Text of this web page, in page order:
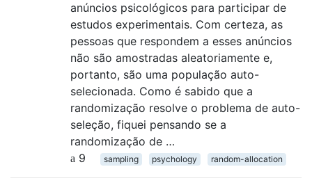
anúncios psicológicos para participar de
estudos experimentais. Com certeza, as
pessoas que respondem a esses anúncios
não são amostradas aleatoriamente e,
portanto, são uma população auto-
selecionada. Como é sabido que a
randomização resolve o problema de auto-
seleção, fiquei pensando se a
randomização de …
9
sampling psychology random-allocation